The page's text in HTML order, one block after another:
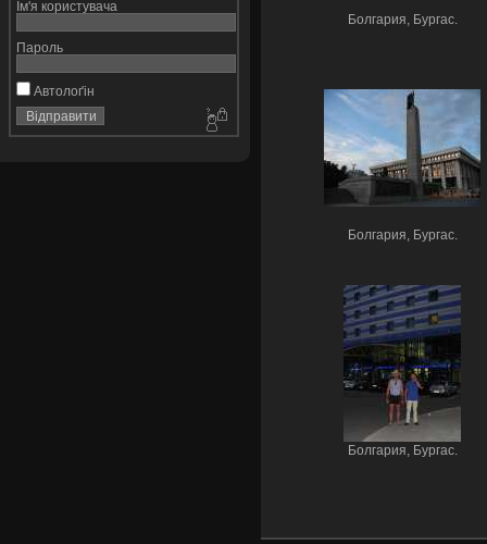
Ім'я користувача
Пароль
Автолоґін
Болгария, Бургас.
Болгария, Бургас.
Болгария, Бургас.